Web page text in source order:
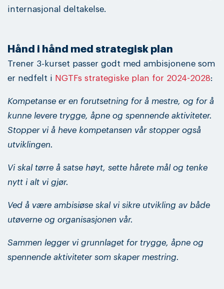
internasjonal deltakelse.
Hånd i hånd med strategisk plan
Trener 3-kurset passer godt med ambisjonene som
er nedfelt i NGTFs strategiske plan for 2024-2028:
Kompetanse er en forutsetning for å mestre, og for å
kunne levere trygge, åpne og spennende aktiviteter.
Stopper vi å heve kompetansen vår stopper også
utviklingen.
Vi skal tørre å satse høyt, sette hårete mål og tenke
nytt i alt vi gjør.
Ved å være ambisiøse skal vi sikre utvikling av både
utøverne og organisasjonen vår.
Sammen legger vi grunnlaget for trygge, åpne og
spennende aktiviteter som skaper mestring.